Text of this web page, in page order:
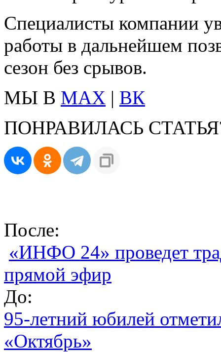
Специалисты компании
работы в дальнейшем
сезон без срывов.
МЫ В MAX | ВК
ПОНРАВИЛАСЬ
После:
«ИНФО 24» проведет
прямой эфир
До:
95-летний юбилей
«Октябрь»